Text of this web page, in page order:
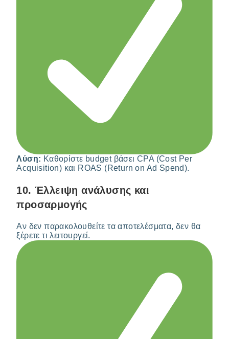
Λύση: Καθορίστε budget βάσει CPA (Cost Per
Acquisition) και ROAS (Return on Ad Spend).
10.Έλλειψη ανάλυσης και
προσαρμογής
Αν δεν παρακολουθείτε τα αποτελέσματα, δεν θα
ξέρετε τι λειτουργεί.